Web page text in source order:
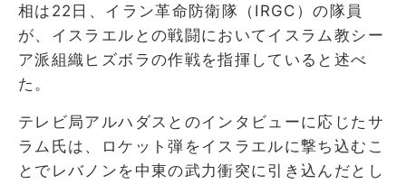
相は22日、イラン革命防衛隊（IRGC）の隊員
が、イスラエルとの戦闘においてイスラム教シー
ア派組織ヒズボラの作戦を指揮していると述べ
た。
テレビ局アルハダスとのインタビューに応じたサ
ラム氏は、ロケット弾をイスラエルに撃ち込むこ
とでレバノンを中東の武力衝突に引き込んだとし